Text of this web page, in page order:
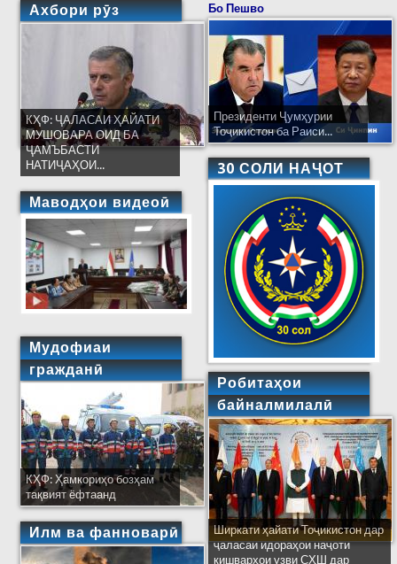
мустақим ба амнияти Тоҷикистон аст»
Ахбори рӯз
КҲФ: ҶАЛАСАИ ҲАЙАТИ
МУШОВАРА ОИД БА
ҶАМЪБАСТИ
НАТИҶАҲОИ...
Маводҳои видеоӣ
Мудофиаи
гражданӣ
КҲФ: Ҳамкориҳо бозҳам
тақвият ёфтаанд
Илм ва фанноварӣ
Бо Пешво
Президенти Ҷумҳурии
Тоҷикистон ба Раиси...
30 СОЛИ НАҶОТ
Робитаҳои
байналмилалӣ
Ширкати ҳайати Тоҷикистон дар
ҷаласаи идораҳои наҷоти
кишварҳои узви СҲШ дар
Ҷаласаи муштараки
Платформаи миллии Ҷумҳурии
Тоҷикистон ва Гурӯҳи вокуниши